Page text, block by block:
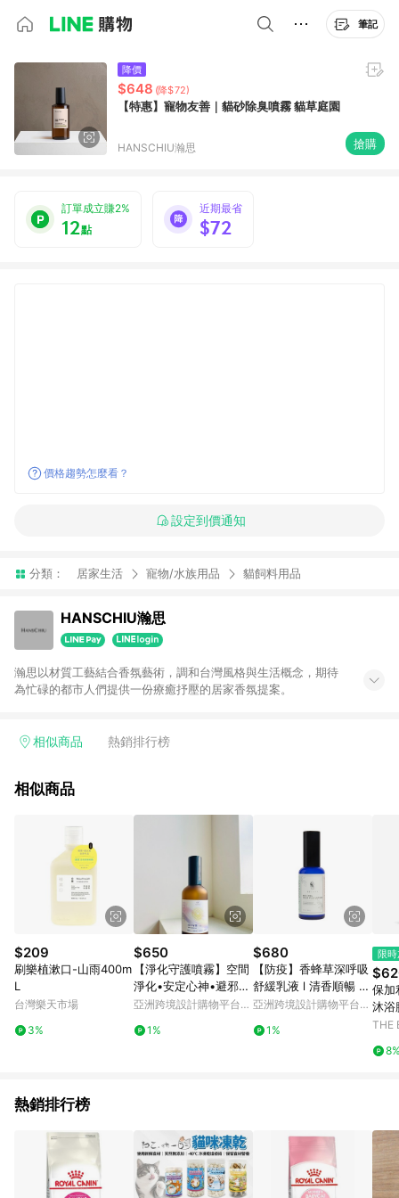
筆記
降價
$648 (降$72)
【特惠】寵物友善｜貓砂除臭噴霧 貓草庭園
HANSCHIU瀚思 搶購
訂單成立賺2%
12點
近期最省
$72
價格趨勢怎麼看？
設定到價通知
分類： 居家生活 寵物/水族用品 貓飼料用品
HANSCHIU瀚思
瀚思以材質工藝結合香氛藝術，調和台灣風格與生活概念，期待
為忙碌的都市人們提供一份療癒抒壓的居家香氛提案。
相似商品 熱銷排行榜
相似商品
$209
刷樂植漱口-山雨400m
L
台灣樂天市場
3%
$650
【淨化守護噴霧】空間
淨化•安定心神•避邪除
穢•改善氣場
亞洲跨境設計購物平台
1%
$680
【防疫】香蜂草深呼吸
舒緩乳液 l 清香順暢 一
整天的好心情與安心
亞洲跨境設計購物平台
1%
限
保加
沐
THE
熱銷排行榜